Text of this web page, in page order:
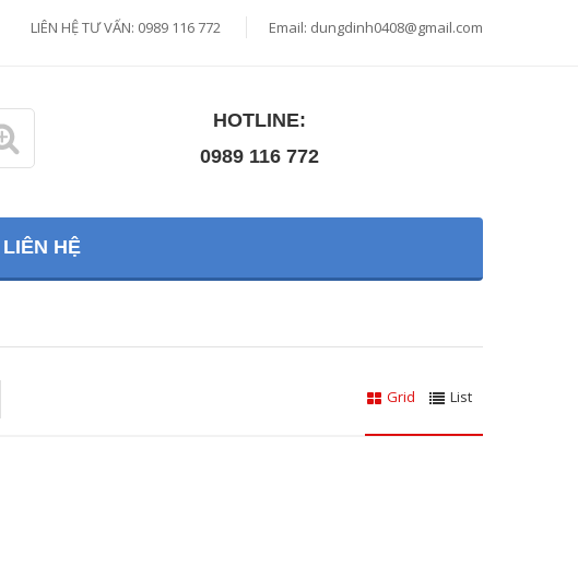
LIÊN HỆ TƯ VẤN: 0989 116 772 Email: dungdinh0408@gmail.com
HOTLINE:
0989 116 772
LIÊN HỆ
Grid List